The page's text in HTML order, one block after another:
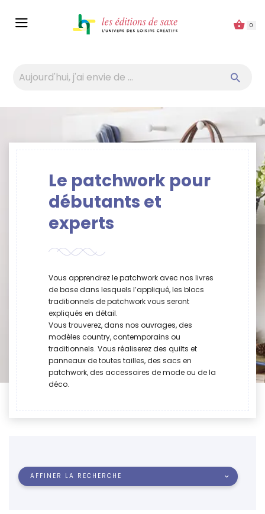
0
Le patchwork pour
débutants et
experts
Vous apprendrez le patchwork avec nos livres
de base dans lesquels l’appliqué, les blocs
traditionnels de patchwork vous seront
expliqués en détail.
Vous trouverez, dans nos ouvrages, des
modèles country, contemporains ou
traditionnels. Vous réaliserez des quilts et
panneaux de toutes tailles, des sacs en
patchwork, des accessoires de mode ou de la
déco.
AFFINER LA RECHERCHE